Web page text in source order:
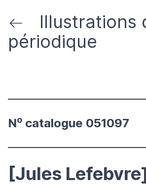
Illustrations
périodique
No catalogue 051097
[Jules